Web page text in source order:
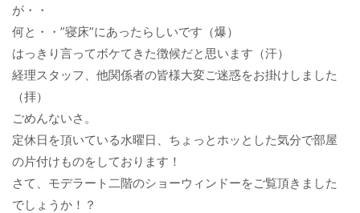
が・・
何と・・”寝床”にあったらしいです（爆）
はっきり言ってボケてきた徴候だと思います（汗）
経理スタッフ、他関係者の皆様大変ご迷惑をお掛けしました
（拝）
ごめんないさ。
定休日を頂いている水曜日、ちょっとホッとした気分で部屋
の片付けものをしております！
さて、モデラート二階のショーウィンドーをご覧頂きました
でしょうか！？